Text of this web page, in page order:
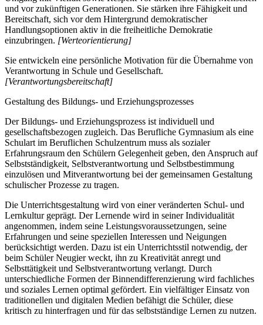
und vor zukünftigen Generationen. Sie stärken ihre Fähigkeit und
Bereitschaft, sich vor dem Hintergrund demokratischer
Handlungsoptionen aktiv in die freiheitliche Demokratie
einzubringen. [Werteorientierung]
Sie entwickeln eine persönliche Motivation für die Übernahme von
Verantwortung in Schule und Gesellschaft.
[Verantwortungsbereitschaft]
Gestaltung des Bildungs- und Erziehungsprozesses
Der Bildungs- und Erziehungsprozess ist individuell und
gesellschaftsbezogen zugleich. Das Berufliche Gymnasium als eine
Schulart im Beruflichen Schulzentrum muss als sozialer
Erfahrungsraum den Schülern Gelegenheit geben, den Anspruch auf
Selbstständigkeit, Selbstverantwortung und Selbstbestimmung
einzulösen und Mitverantwortung bei der gemeinsamen Gestaltung
schulischer Prozesse zu tragen.
Die Unterrichtsgestaltung wird von einer veränderten Schul- und
Lernkultur geprägt. Der Lernende wird in seiner Individualität
angenommen, indem seine Leistungsvoraussetzungen, seine
Erfahrungen und seine speziellen Interessen und Neigungen
berücksichtigt werden. Dazu ist ein Unterrichtsstil notwendig, der
beim Schüler Neugier weckt, ihn zu Kreativität anregt und
Selbsttätigkeit und Selbstverantwortung verlangt. Durch
unterschiedliche Formen der Binnendifferenzierung wird fachliches
und soziales Lernen optimal gefördert. Ein vielfältiger Einsatz von
traditionellen und digitalen Medien befähigt die Schüler, diese
kritisch zu hinterfragen und für das selbstständige Lernen zu nutzen.